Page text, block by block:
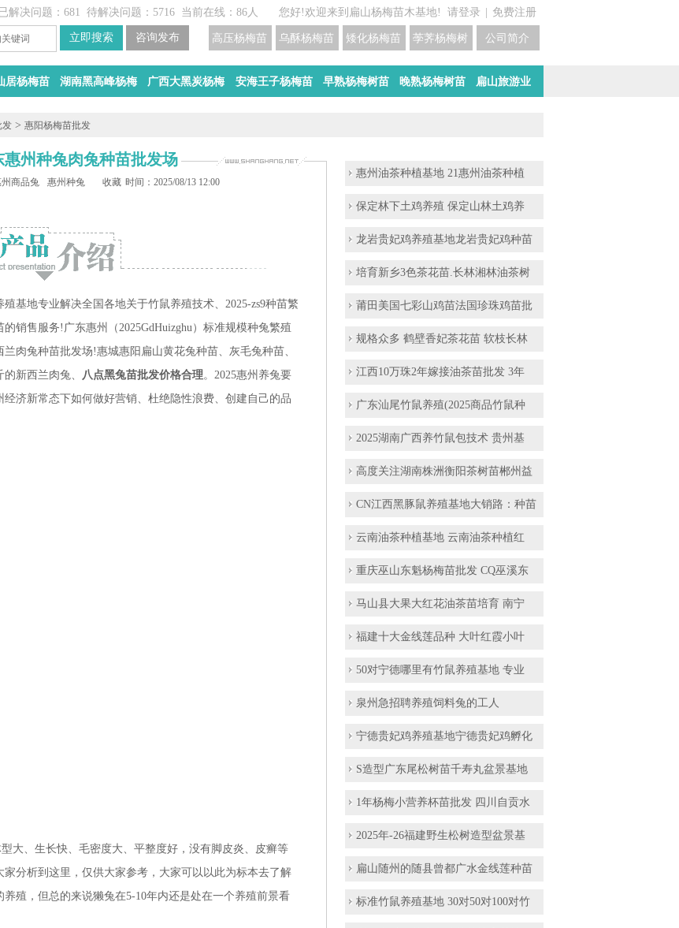
您好!欢迎来到扁山杨梅苗木基地! 请登录 免费注册
解决问题：681 待解决问题：5716 当前在线：86人
公司简介
荸荠杨梅树苗培育
矮化杨梅苗价格
乌酥杨梅苗培育基地
高压杨梅苗
居杨梅苗 湖南黑高峰杨梅 广西大黑炭杨梅 安海王子杨梅苗 早熟杨梅树苗 晚熟杨梅树苗 扁山旅游业
发 > 惠阳杨梅苗批发
州种兔肉兔种苗批发场
商品兔 惠州种兔 收藏 时间：2025/08/13 12:00
基地专业解决全国各地关于竹鼠养殖技术、2025-zs9种苗繁
销售服务!广东惠州（2025GdHuizghu）标准规模种兔繁殖
肉兔种苗批发场!惠城惠阳扁山黄花兔种苗、灰毛兔种苗、
新西兰肉兔、 八点黑兔苗批发价格合理。2025惠州养兔要
济新常态下如何做好营销、杜绝隐性浪费、创建自己的品
大、生长快、毛密度大、平整度好，没有脚皮炎、皮癣等
分析到这里，仅供大家参考，大家可以以此为标本去了解
殖，但总的来说獭兔在5-10年内还是处在一个养殖前景看
惠州油茶种植基地 21惠州油茶种植
保定林下土鸡养殖 保定山林土鸡养
龙岩贵妃鸡养殖基地龙岩贵妃鸡种苗
培育新乡3色茶花苗.长林湘林油茶树
莆田美国七彩山鸡苗法国珍珠鸡苗批
规格众多 鹤壁香妃茶花苗 软枝长林
江西10万珠2年嫁接油茶苗批发 3年
广东汕尾竹鼠养殖(2025商品竹鼠种
2025湖南广西养竹鼠包技术 贵州基
高度关注湖南株洲衡阳茶树苗郴州益
CN江西黑豚鼠养殖基地大销路：种苗
云南油茶种植基地 云南油茶种植红
重庆巫山东魁杨梅苗批发 CQ巫溪东
马山县大果大红花油茶苗培育 南宁
福建十大金线莲品种 大叶红霞小叶
50对宁德哪里有竹鼠养殖基地 专业
泉州急招聘养殖饲料兔的工人
宁德贵妃鸡养殖基地宁德贵妃鸡孵化
S造型广东尾松树苗千寿丸盆景基地
1年杨梅小营养杯苗批发 四川自贡水
2025年-26福建野生松树造型盆景基
扁山随州的随县曾都广水金线莲种苗
标准竹鼠养殖基地 30对50对100对竹